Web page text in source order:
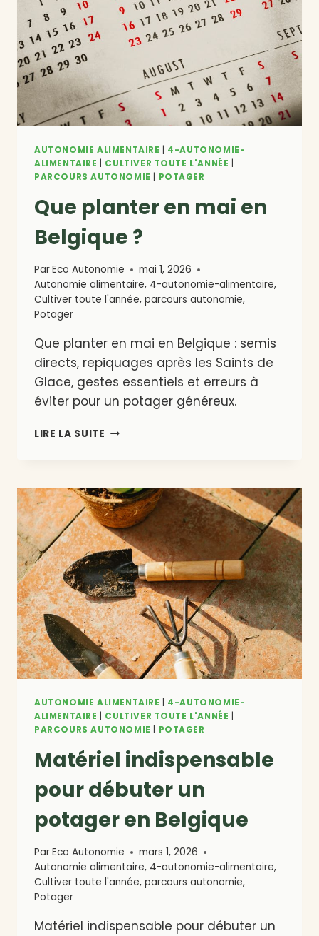
AUTONOMIE ALIMENTAIRE
4-AUTONOMIE-
ALIMENTAIRE
CULTIVER TOUTE L'ANNÉE
PARCOURS AUTONOMIE
POTAGER
Que planter en mai en
Belgique ?
ParEco Autonomie
mai 1, 2026
Autonomie alimentaire, 4-autonomie-alimentaire,
Cultiver toute l'année, parcours autonomie,
Potager
Que planter en mai en Belgique : semis
directs, repiquages après les Saints de
Glace, gestes essentiels et erreurs à
éviter pour un potager généreux.
LIRE LA SUITE QUE
EN
BELGIQUE
?
AUTONOMIE ALIMENTAIRE
4-AUTONOMIE-
ALIMENTAIRE
CULTIVER TOUTE L'ANNÉE
PARCOURS AUTONOMIE
POTAGER
Matériel indispensable
pour débuter un
potager en Belgique
ParEco Autonomie
mars 1, 2026
Autonomie alimentaire, 4-autonomie-alimentaire,
Cultiver toute l'année, parcours autonomie,
Potager
Matériel indispensable pour débuter un